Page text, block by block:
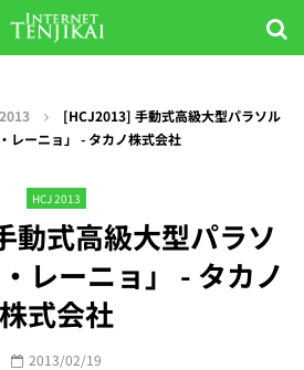
[HCJ2013] 手動式高級大型パラソル
レーニョ」 - タカノ株式会社
HCJ 2013
動式高級大型パラソ
レーニョ」 - タカノ
株式会社
2013/02/19